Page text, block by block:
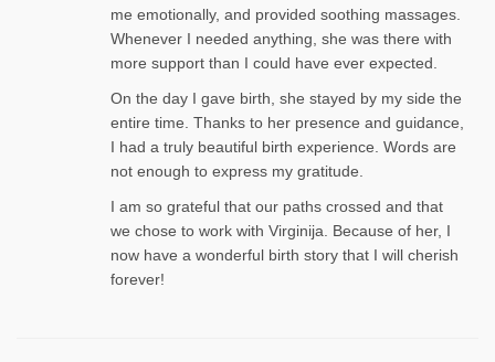
me emotionally, and provided soothing massages.
Whenever I needed anything, she was there with
more support than I could have ever expected.
On the day I gave birth, she stayed by my side the
entire time. Thanks to her presence and guidance,
I had a truly beautiful birth experience. Words are
not enough to express my gratitude.
I am so grateful that our paths crossed and that
we chose to work with Virginija. Because of her, I
now have a wonderful birth story that I will cherish
forever!